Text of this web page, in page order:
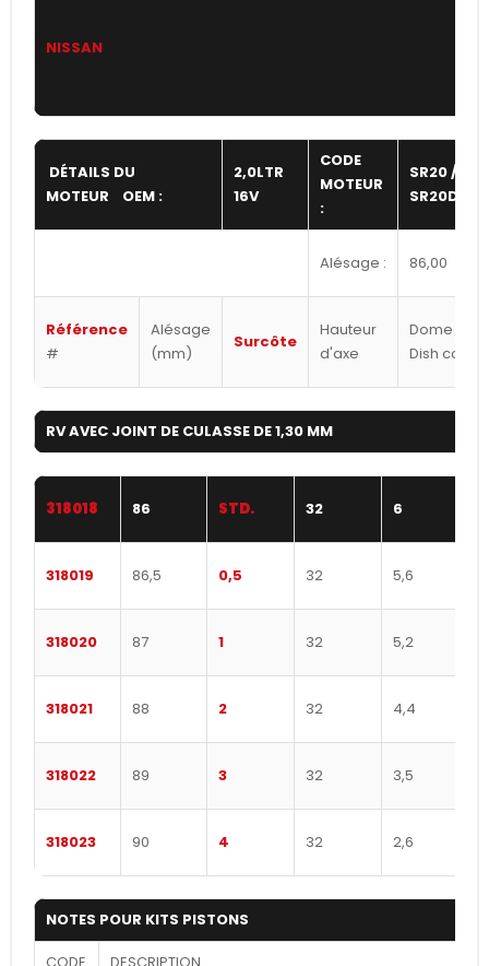
NISSAN
DÉTAILS DU
MOTEUR OEM :
2,0LTR
16V
CODE
MOTEUR
:
SR20 /
SR20DET
Alésage : 86,00
Référence
#
Alésage
(mm)
Surcôte
Hauteur
d'axe
Dome /
Dish cc's
RV AVEC JOINT DE CULASSE DE 1,30 MM
318018 86 STD. 32 6
318019 86,5 0,5 32 5,6
318020 87 1 32 5,2
318021 88 2 32 4,4
318022 89 3 32 3,5
318023 90 4 32 2,6
NOTES POUR KITS PISTONS